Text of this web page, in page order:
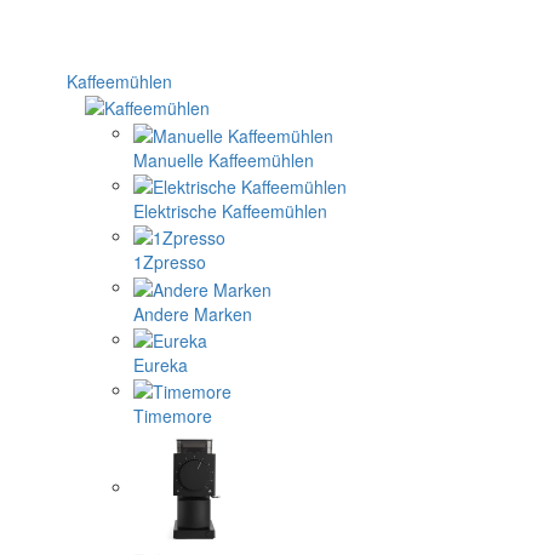
Kaffeemühlen
Manuelle Kaffeemühlen
Elektrische Kaffeemühlen
1Zpresso
Andere Marken
Eureka
Timemore